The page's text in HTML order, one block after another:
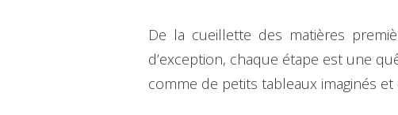
De la cueillette des matières
d’exception, chaque étape est une
comme de petits tableaux imaginés